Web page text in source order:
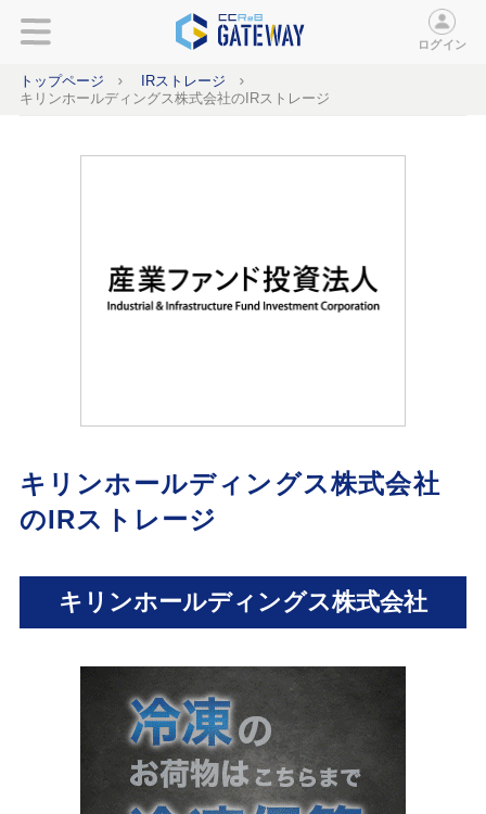
ログイン
トップページ
IRストレージ
キリンホールディングス株式会社のIRストレージ
キリンホールディングス株式会社
のIRストレージ
キリンホールディングス株式会社